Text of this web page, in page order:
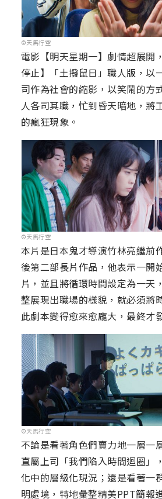
©天馬行空
電影【明天星期一】劇情超展開
停止】「土撥鼠日」職人版，以
司作為社會的縮影，以笑鬧的方
人各司其職，忙到昏天暗地，將
的瘋狂現象。
©天馬行空
本片是日本鬼才導演竹林亮繼前
後第二部長片作品，他表示一開
片，並且將循環時間設定為一天
整展現出職場的樣貌，就必須將
此劇本變得愈來愈龐大，最終才
©天馬行空
不論是看著角色們賣力地一層一
直屬上司「我們陷入時間迴圈」
化中的層級化現況；還是看著一
明處境，特地彙整精美PPT簡報